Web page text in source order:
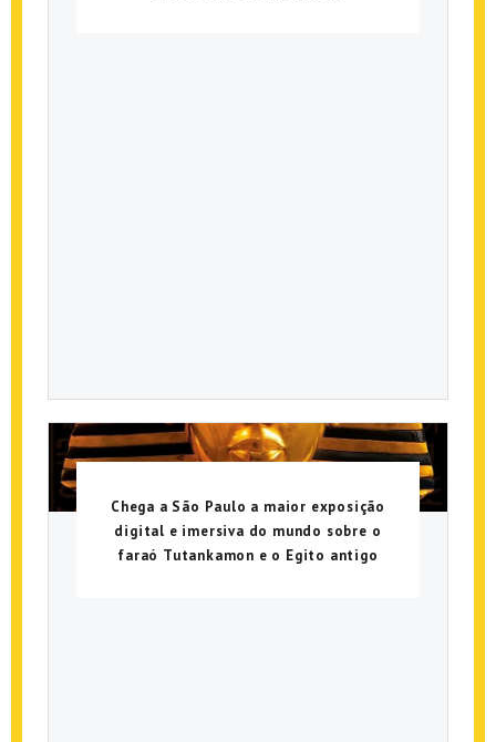
Chega a São Paulo a maior exposição
digital e imersiva do mundo sobre o
faraó Tutankamon e o Egito antigo